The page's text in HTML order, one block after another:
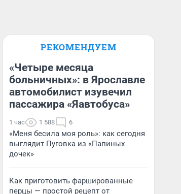
РЕКОМЕНДУЕМ
«Четыре месяца
больничных»: в Ярославле
автомобилист изувечил
пассажира «Яавтобуса»
1 час 1 588 6
«Меня бесила моя роль»: как сегодня
выглядит Пуговка из «Папиных
дочек»
Как приготовить фаршированные
перцы — простой рецепт от